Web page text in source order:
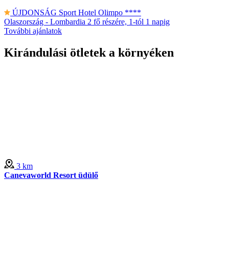
ÚJDONSÁG Sport Hotel Olimpo ****
Olaszország - Lombardia 2 fő részére, 1-tól 1 napig
További ajánlatok
Kirándulási ötletek a környéken
3 km
Canevaworld Resort üdülő